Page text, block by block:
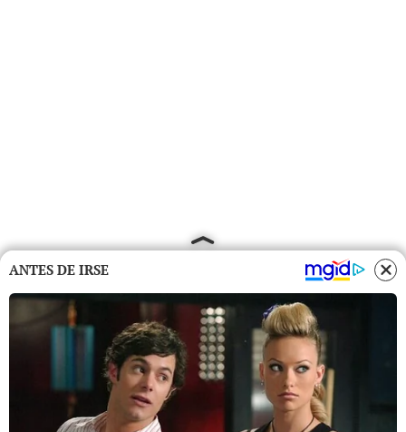
ANTES DE IRSE